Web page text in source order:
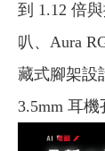
到 1.12 倍
叭、Aura
藏式腳架設
3.5mm 耳機